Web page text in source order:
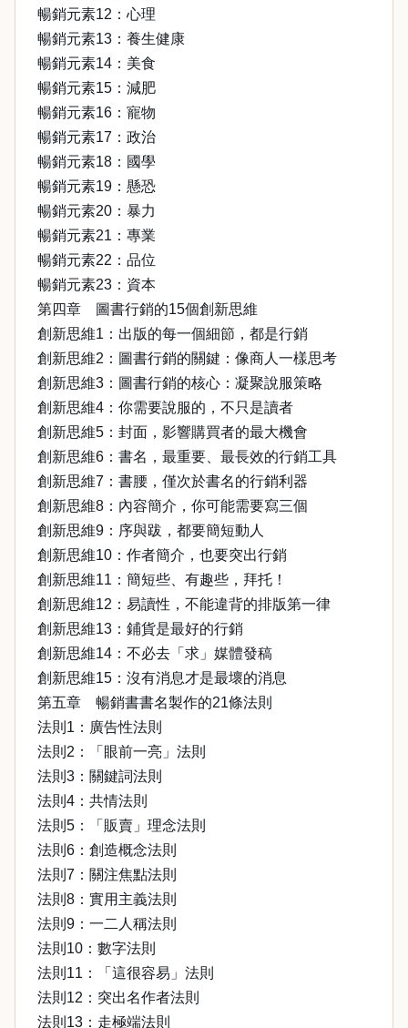
暢銷元素12：心理
暢銷元素13：養生健康
暢銷元素14：美食
暢銷元素15：減肥
暢銷元素16：寵物
暢銷元素17：政治
暢銷元素18：國學
暢銷元素19：懸恐
暢銷元素20：暴力
暢銷元素21：專業
暢銷元素22：品位
暢銷元素23：資本
第四章 圖書行銷的15個創新思維
創新思維1：出版的每一個細節，都是行銷
創新思維2：圖書行銷的關鍵：像商人一樣思考
創新思維3：圖書行銷的核心：凝聚說服策略
創新思維4：你需要說服的，不只是讀者
創新思維5：封面，影響購買者的最大機會
創新思維6：書名，最重要、最長效的行銷工具
創新思維7：書腰，僅次於書名的行銷利器
創新思維8：內容簡介，你可能需要寫三個
創新思維9：序與跋，都要簡短動人
創新思維10：作者簡介，也要突出行銷
創新思維11：簡短些、有趣些，拜托！
創新思維12：易讀性，不能違背的排版第一律
創新思維13：鋪貨是最好的行銷
創新思維14：不必去「求」媒體發稿
創新思維15：沒有消息才是最壞的消息
第五章 暢銷書書名製作的21條法則
法則1：廣告性法則
法則2：「眼前一亮」法則
法則3：關鍵詞法則
法則4：共情法則
法則5：「販賣」理念法則
法則6：創造概念法則
法則7：關注焦點法則
法則8：實用主義法則
法則9：一二人稱法則
法則10：數字法則
法則11：「這很容易」法則
法則12：突出名作者法則
法則13：走極端法則